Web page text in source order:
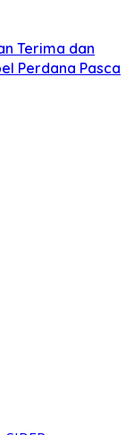
Terima dan
Perdana Pasca